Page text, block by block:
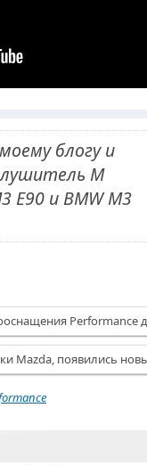
блогу и
M
E90 и BMW M3
Performance
Mazda, появились